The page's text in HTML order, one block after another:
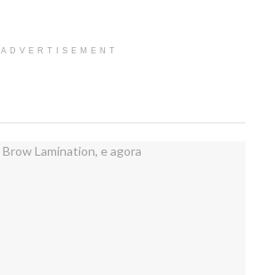
ADVERTISEMENT